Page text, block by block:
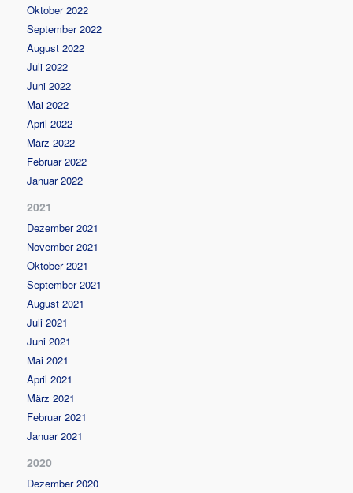
Oktober 2022
September 2022
August 2022
Juli 2022
Juni 2022
Mai 2022
April 2022
März 2022
Februar 2022
Januar 2022
2021
Dezember 2021
November 2021
Oktober 2021
September 2021
August 2021
Juli 2021
Juni 2021
Mai 2021
April 2021
März 2021
Februar 2021
Januar 2021
2020
Dezember 2020